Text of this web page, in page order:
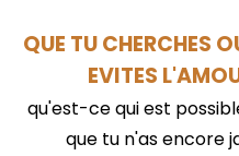
QUE TU CHERCHES
EVITES
qu'est-ce qui est
que tu n'as encore